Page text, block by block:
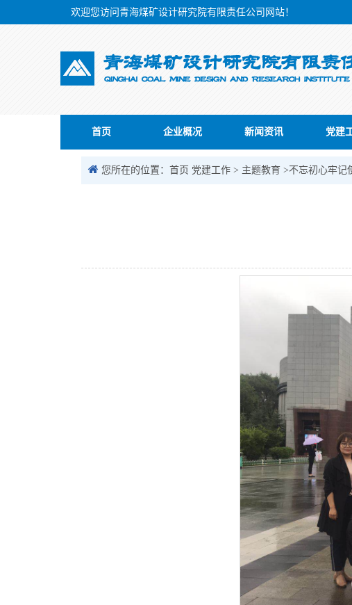
欢迎您访问青海煤矿设计研究院有限责任公司网站！
首页 企业概况 新闻资讯 党建
您所在的位置： 首页 党建工作 > 主题教育 >不忘初心牢记